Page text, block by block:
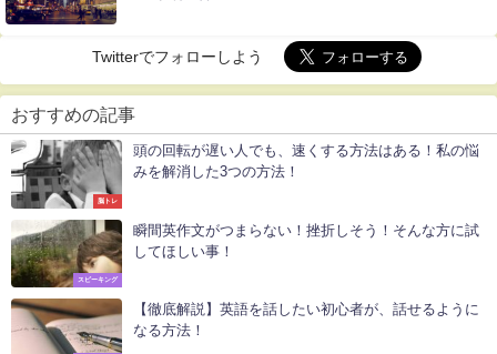
Twitterでフォローしよう
おすすめの記事
脳トレ
頭の回転が遅い人でも、速くする方法はある！私の悩
みを解消した3つの方法！
スピーキング
瞬間英作文がつまらない！挫折しそう！そんな方に試
してほしい事！
【徹底解説】英語を話したい初心者が、話せるように
なる方法！